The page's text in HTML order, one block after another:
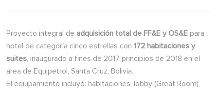
Proyecto integral de adquisición total de FF&E y OS&E para
hotel de categoría cinco estrellas con172 habitaciones y
suites, inaugurado a fines de 2017 principios de 2018 en el
área de Equipetrol, Santa Cruz, Bolivia.
El equipamiento incluyó: habitaciones, lobby (Great Room),